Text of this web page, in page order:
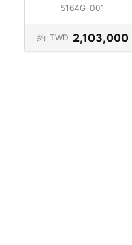
5164G-001
約 TWD 2,103,000